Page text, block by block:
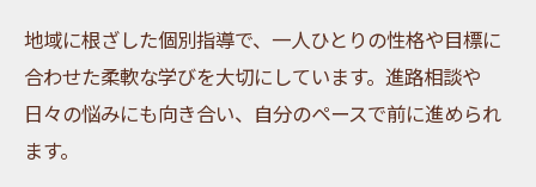
地域に根ざした個別指導で、一人ひとりの性格や目標に
合わせた柔軟な学びを大切にしています。進路相談や
日々の悩みにも向き合い、自分のペースで前に進められ
ます。